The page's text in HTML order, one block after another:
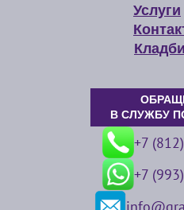
Услуги
В СЛУЖБУ
+7
+7